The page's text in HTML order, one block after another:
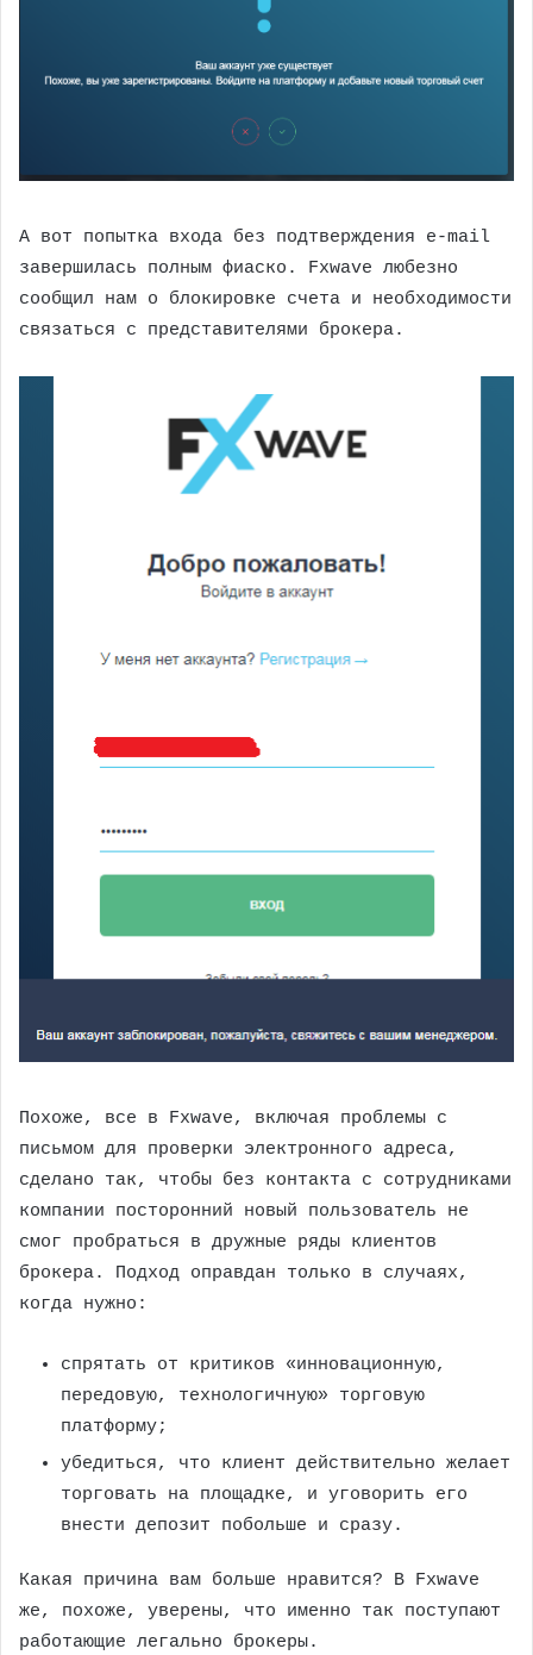
А вот попытка входа без подтверждения e-mail
завершилась полным фиаско. Fxwave любезно
сообщил нам о блокировке счета и необходимости
связаться с представителями брокера.
Похоже, все в Fxwave, включая проблемы с
письмом для проверки электронного адреса,
сделано так, чтобы без контакта с сотрудниками
компании посторонний новый пользователь не
смог пробраться в дружные ряды клиентов
брокера. Подход оправдан только в случаях,
когда нужно:
спрятать от критиков «инновационную,
передовую, технологичную» торговую
платформу;
убедиться, что клиент действительно желает
торговать на площадке, и уговорить его
внести депозит побольше и сразу.
Какая причина вам больше нравится? В Fxwave
же, похоже, уверены, что именно так поступают
работающие легально брокеры.